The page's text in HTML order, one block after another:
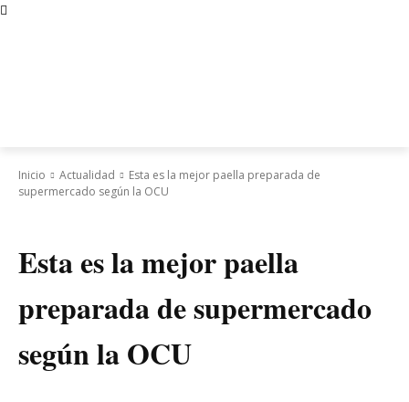
Inicio Actualidad
Esta es la mejor paella preparada de
supermercado según la OCU
Esta es la mejor paella
preparada de supermercado
según la OCU